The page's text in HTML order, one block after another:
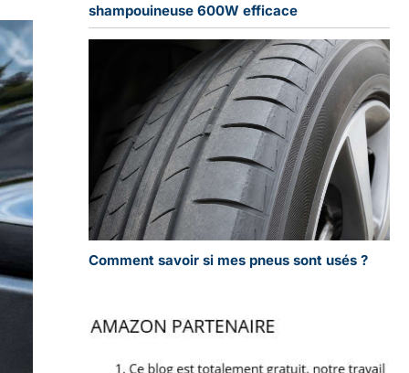
shampouineuse 600W efficace
Comment savoir si mes pneus sont usés ?